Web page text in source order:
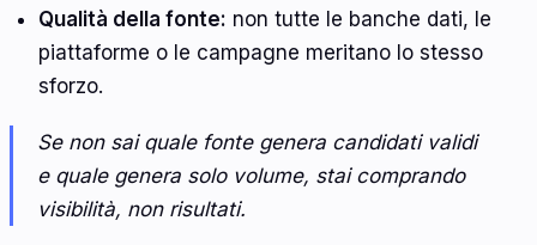
Qualità della fonte: non tutte le banche dati, le
piattaforme o le campagne meritano lo stesso
sforzo.
Se non sai quale fonte genera candidati validi
e quale genera solo volume, stai comprando
visibilità, non risultati.